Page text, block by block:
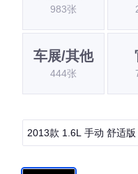
983张
车展/其他
444张
2013款 1.6L 手动 舒适版